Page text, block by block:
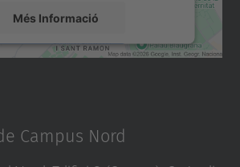
Més Informació
Accepta
by
Campus Nord